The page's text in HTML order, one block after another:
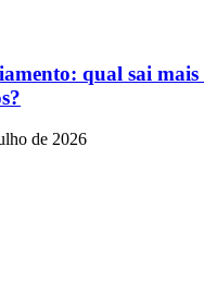
qual sai
de 2026